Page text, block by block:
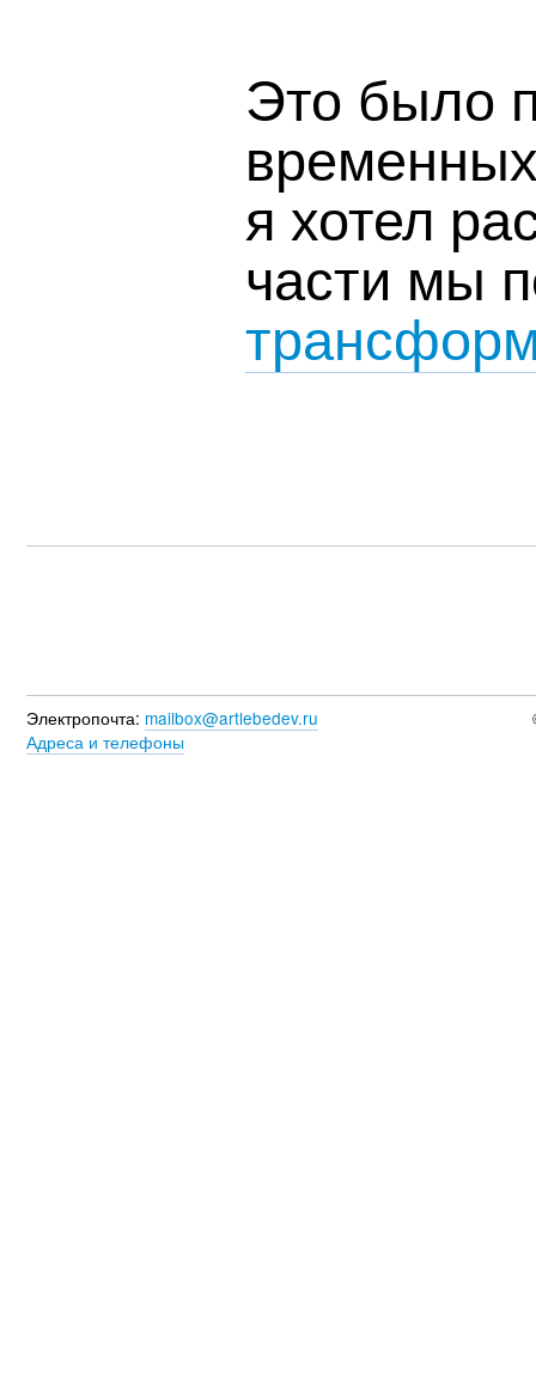
Это было
я хотел
части мы
Электропочта: mailbox@artlebedev.ru
Адреса и телефоны